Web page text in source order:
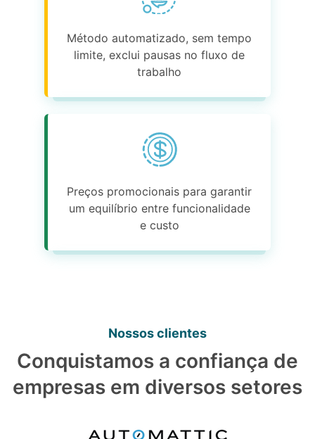
Método automatizado, sem tempo
limite, exclui pausas no fluxo de
trabalho
Preços promocionais para garantir
um equilíbrio entre funcionalidade
e custo
Nossos clientes
Conquistamos a confiança de
empresas em diversos setores